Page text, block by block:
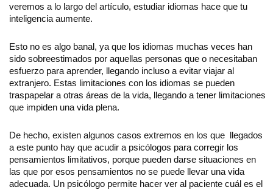
veremos a lo largo del artículo, estudiar idiomas hace que tu
inteligencia aumente.
Esto no es algo banal, ya que los idiomas muchas veces han
sido sobreestimados por aquellas personas que o necesitaban
esfuerzo para aprender, llegando incluso a evitar viajar al
extranjero. Estas limitaciones con los idiomas se pueden
traspapelar a otras áreas de la vida, llegando a tener limitaciones
que impiden una vida plena.
De hecho, existen algunos casos extremos en los que llegados
a este punto hay que acudir a psicólogos para corregir los
pensamientos limitativos, porque pueden darse situaciones en
las que por esos pensamientos no se puede llevar una vida
adecuada. Un psicólogo permite hacer ver al paciente cuál es el